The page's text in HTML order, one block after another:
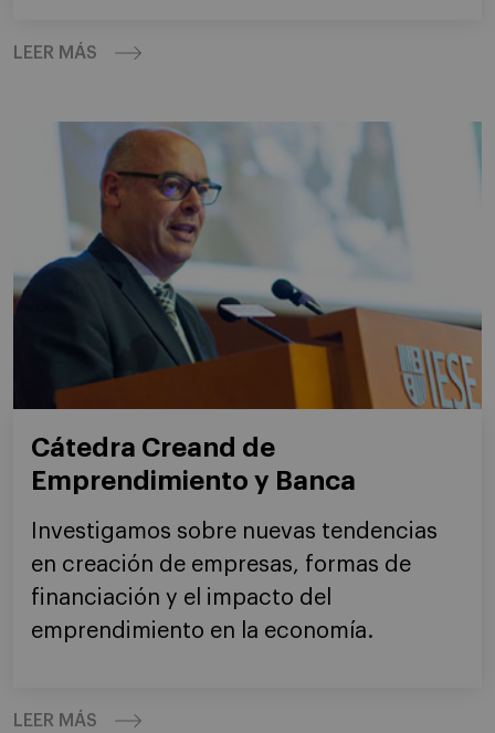
LEER MÁS
Cátedra Creand de
Emprendimiento y Banca
Investigamos sobre nuevas tendencias
en creación de empresas, formas de
financiación y el impacto del
emprendimiento en la economía.
LEER MÁS